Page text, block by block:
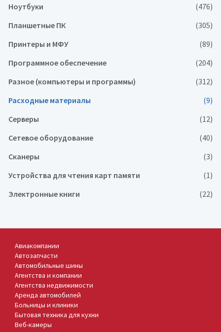
Ноутбуки
(476)
Планшетные ПК
(305)
Принтеры и МФУ
(89)
Программное обеспечение
(204)
Разное (компьютеры и программы)
(312)
Расходные материалы
(9)
Серверы
(12)
Сетевое оборудование
(40)
Сканеры
(3)
Устройства для чтения карт памяти
(1)
Электронные книги
(22)
Авиакомпании
Автозапчасти
Автомобильные шины
Агентства и компании
Агентства недвижимости
Аренда автомобилей
Больницы и клиники
Бытовая техника для кухни
Веб-камеры